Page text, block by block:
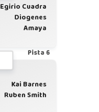
Egirio Cuadra
Diogenes
Amaya
Pista 6
Kai Barnes
Ruben Smith